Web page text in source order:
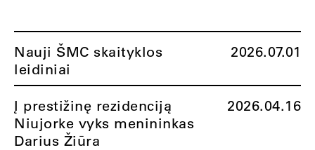
Nauji ŠMC skaityklos
leidiniai
2026.07.01
Į prestižinę rezidenciją
Niujorke vyks menininkas
Darius Žiūra
2026.04.16